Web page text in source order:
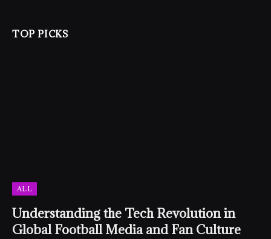
TOP PICKS
ALL
Understanding the Tech Revolution in
Global Football Media and Fan Culture